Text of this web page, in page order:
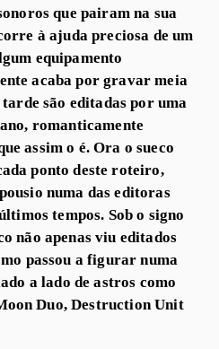
que pairam na sua
à ajuda preciosa de um
equipamento
acaba por gravar meia
são editadas por uma
romanticamente
assim o é. Ora o sueco
ponto deste roteiro,
numa das editoras
tempos. Sob o signo
não apenas viu editados
passou a figurar numa
a lado de astros como
Duo, Destruction Unit